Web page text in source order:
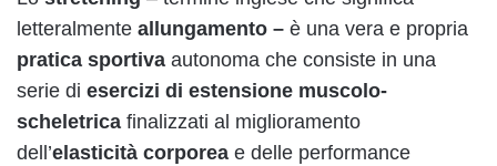
letteralmente allungamento – è una vera e propria
pratica sportiva autonoma che consiste in una
serie di esercizi di estensione muscolo-
scheletrica finalizzati al miglioramento
dell’elasticità corporea e delle performance